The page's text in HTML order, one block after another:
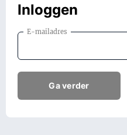
Inloggen
E-mailadres
Ga verder